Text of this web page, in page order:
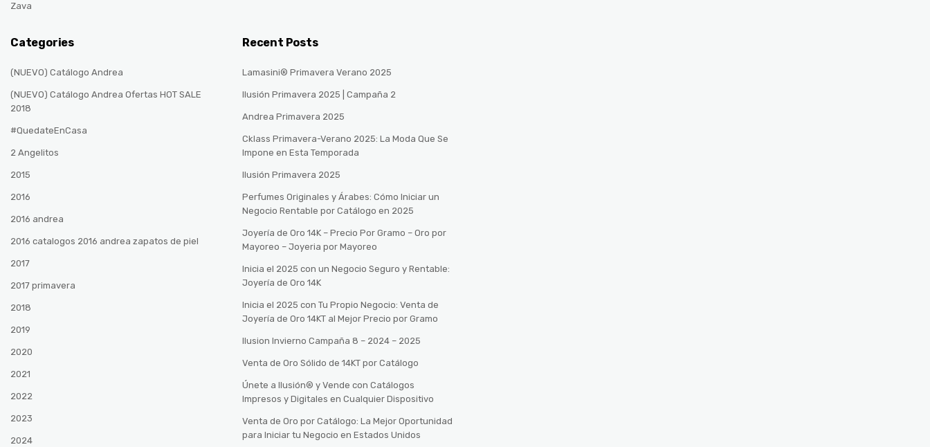
Zava
Categories
(NUEVO) Catálogo Andrea
(NUEVO) Catálogo Andrea Ofertas HOT SALE
2018
#QuedateEnCasa
2 Angelitos
2015
2016
2016 andrea
2016 catalogos 2016 andrea zapatos de piel
2017
2017 primavera
2018
2019
2020
2021
2022
2023
2024
Recent Posts
Lamasini® Primavera Verano 2025
Ilusión Primavera 2025 | Campaña 2
Andrea Primavera 2025
Cklass Primavera-Verano 2025: La Moda Que Se
Impone en Esta Temporada
Ilusión Primavera 2025
Perfumes Originales y Árabes: Cómo Iniciar un
Negocio Rentable por Catálogo en 2025
Joyería de Oro 14K – Precio Por Gramo – Oro por
Mayoreo – Joyeria por Mayoreo
Inicia el 2025 con un Negocio Seguro y Rentable:
Joyería de Oro 14K
Inicia el 2025 con Tu Propio Negocio: Venta de
Joyería de Oro 14KT al Mejor Precio por Gramo
Ilusion Invierno Campaña 8 – 2024 – 2025
Venta de Oro Sólido de 14KT por Catálogo
Únete a Ilusión® y Vende con Catálogos
Impresos y Digitales en Cualquier Dispositivo
Venta de Oro por Catálogo: La Mejor Oportunidad
para Iniciar tu Negocio en Estados Unidos